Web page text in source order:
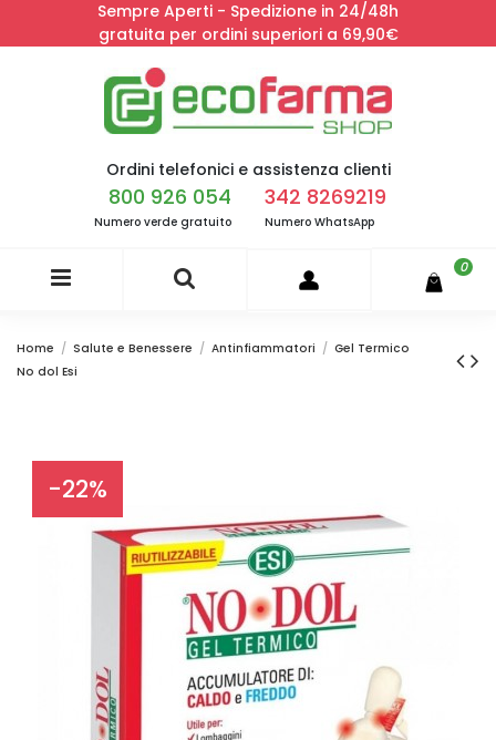
Sempre Aperti - Spedizione in 24/48h
gratuita per ordini superiori a 69,90€
Ordini telefonici e assistenza clienti
800 926 054
Numero verde gratuito
342 8269219
Numero WhatsApp
0
Home Salute e Benessere Antinfiammatori
Gel Termico
No dol Esi
-22%